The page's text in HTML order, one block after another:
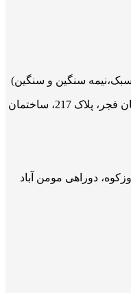
سبک،نیمه سنگین و سنگین)
تهران، خیابان مطهری، نبش خیابان فجر، پلاک 217، ساختمان
دوراهی مومن آباد